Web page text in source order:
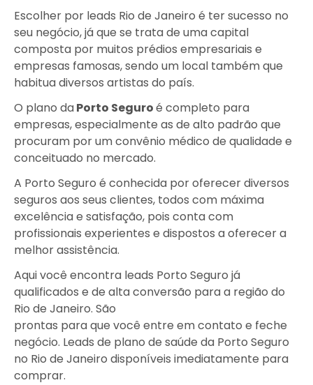
Escolher por leads Rio de Janeiro é ter sucesso no
seu negócio, já que se trata de uma capital
composta por muitos prédios empresariais e
empresas famosas, sendo um local também que
habitua diversos artistas do país.
O plano daPorto Seguroé completo para
empresas, especialmente as de alto padrão que
procuram por um convênio médico de qualidade e
conceituado no mercado.
A Porto Seguro é conhecida por oferecer diversos
seguros aos seus clientes, todos com máxima
excelência e satisfação, pois conta com
profissionais experientes e dispostos a oferecer a
melhor assistência.
Aqui você encontra leads Porto Seguro já
qualificados e de alta conversão para a região do
Rio de Janeiro. São
prontas para que você entre em contato e feche
negócio. Leads de plano de saúde da Porto Seguro
no Rio de Janeiro disponíveis imediatamente para
comprar.